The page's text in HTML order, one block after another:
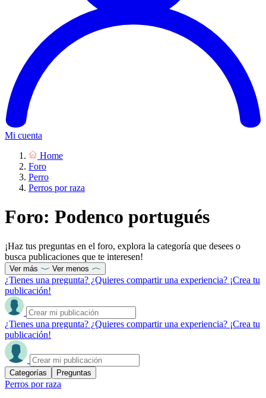
Mi cuenta
Home
Foro
Perro
Perros por raza
Foro: Podenco portugués
¡Haz tus preguntas en el foro, explora la categoría que desees o
busca publicaciones que te interesen!
Ver más Ver menos
¿Tienes una pregunta? ¿Quieres compartir una experiencia? ¡Crea tu
publicación!
¿Tienes una pregunta? ¿Quieres compartir una experiencia? ¡Crea tu
publicación!
Categorías Preguntas
Perros por raza